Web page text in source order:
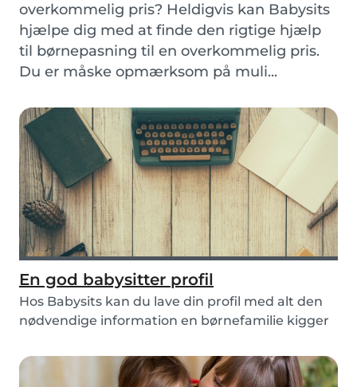
overkommelig pris? Heldigvis kan Babysits
hjælpe dig med at finde den rigtige hjælp
til børnepasning til en overkommelig pris.
Du er måske opmærksom på muli...
En god babysitter profil
Hos Babysits kan du lave din profil med alt den
nødvendige information en børnefamilie kigger